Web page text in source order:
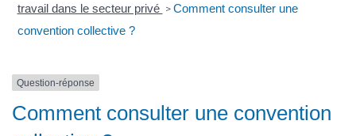
travail dans le secteur privé > Comment consulter une
convention collective ?
Question-réponse
Comment consulter une convention